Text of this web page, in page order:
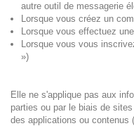
autre outil de messagerie
Lorsque vous créez un
Lorsque vous effectuez
Lorsque vous vous
»)
Elle ne s'applique pas aux
parties ou par le biais de
des applications ou contenus